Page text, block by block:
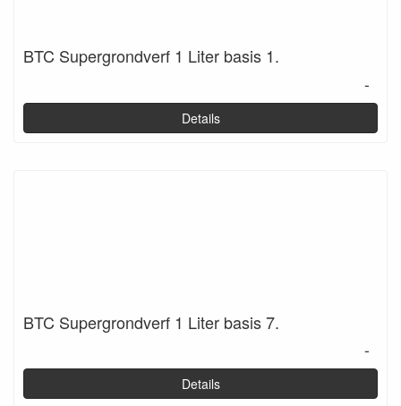
BTC Supergrondverf 1 Liter basis 1.
-
Details
BTC Supergrondverf 1 Liter basis 7.
-
Details